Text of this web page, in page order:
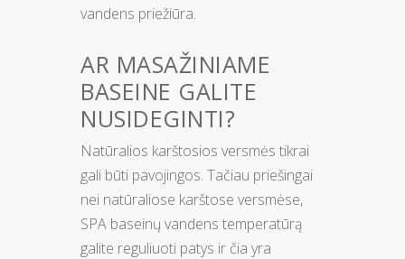
vandens priežiūra.
AR MASAŽINIAME
BASEINE GALITE
NUSIDEGINTI?
Natūralios karštosios versmės tikrai
gali būti pavojingos. Tačiau priešingai
nei natūraliose karštose versmėse,
SPA baseinų vandens temperatūrą
galite reguliuoti patys ir čia yra